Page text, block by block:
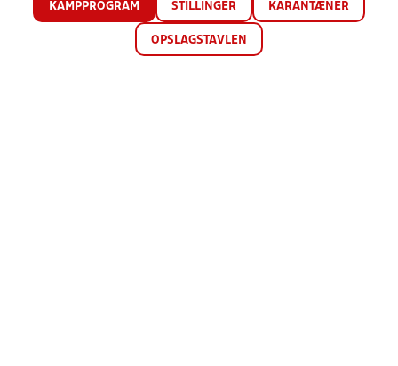
KAMPPROGRAM STILLINGER KARANTÆNER
OPSLAGSTAVLEN